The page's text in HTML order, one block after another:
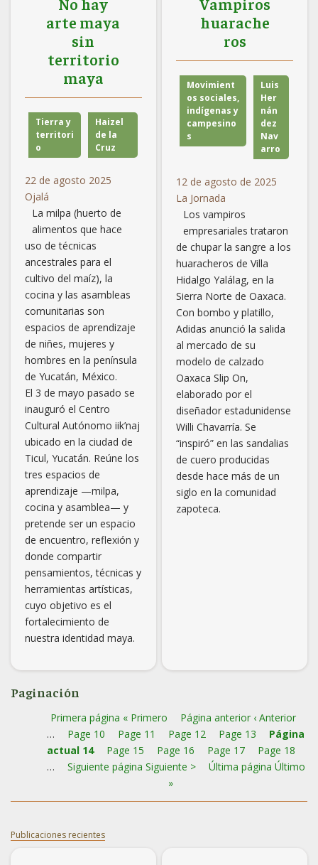
arte maya
sin
territorio
maya
Tierra y
territori
o
Haizel
de la
Cruz
22 de agosto 2025
Ojalá
La milpa (huerto de
alimentos que hace
uso de técnicas
ancestrales para el
cultivo del maíz), la
cocina y las asambleas
comunitarias son
espacios de aprendizaje
de niñes, mujeres y
hombres en la península
de Yucatán, México.
El 3 de mayo pasado se
inauguró el Centro
Cultural Autónomo iik’naj
ubicado en la ciudad de
Ticul, Yucatán. Reúne los
tres espacios de
aprendizaje —milpa,
cocina y asamblea— y
pretende ser un espacio
de encuentro, reflexión y
donde compartir
pensamientos, técnicas y
herramientas artísticas,
cuyo objetivo es el
fortalecimiento de
nuestra identidad maya.
huarache
ros
Movimient
os sociales,
indígenas y
campesino
s
Luis
Her
nán
dez
Nav
arro
12 de agosto de 2025
La Jornada
Los vampiros
empresariales trataron
de chupar la sangre a los
huaracheros de Villa
Hidalgo Yalálag, en la
Sierra Norte de Oaxaca.
Con bombo y platillo,
Adidas anunció la salida
al mercado de su
modelo de calzado
Oaxaca Slip On,
elaborado por el
diseñador estadunidense
Willi Chavarría. Se
“inspiró” en las sandalias
de cuero producidas
desde hace más de un
siglo en la comunidad
zapoteca.
Paginación
Primera página « Primero Página anterior ‹ Anterior
…
Page 10 Page 11 Page 12 Page 13
Página
actual 14 Page 15 Page 16 Page 17 Page 18
…
Siguiente página Siguiente > Última página Último
»
Publicaciones recientes